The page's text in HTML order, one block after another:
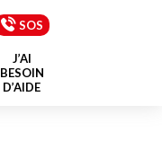
SOS
J’AI
BESOIN
D’AIDE